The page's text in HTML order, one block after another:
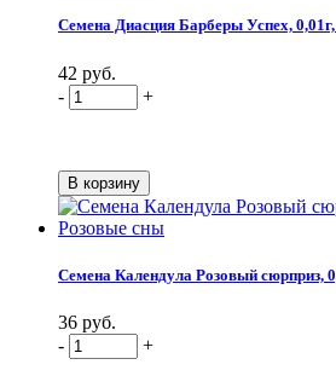
Семена Диасция Барберы Успех,
42 руб.
-
+
Семена Календула Розовый сюрприз,
36 руб.
-
+